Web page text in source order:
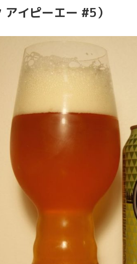
イピーエー #5）